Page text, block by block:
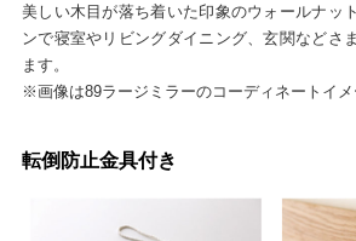
美しい木目が落ち着いた印象のウォールナッ
ンで寝室やリビングダイニング、玄関などさ
ます。
※画像は89ラージミラーのコーディネートイメ
転倒防止金具付き